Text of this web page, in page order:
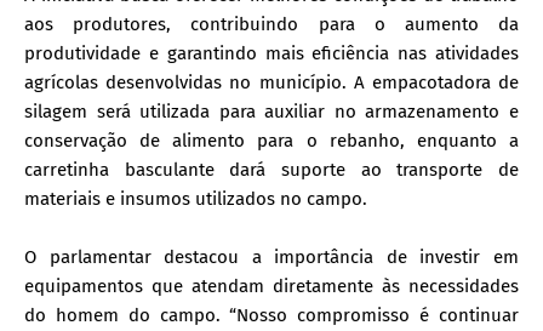
aos produtores, contribuindo para o aumento da
produtividade e garantindo mais eficiência nas atividades
agrícolas desenvolvidas no município. A empacotadora de
silagem será utilizada para auxiliar no armazenamento e
conservação de alimento para o rebanho, enquanto a
carretinha basculante dará suporte ao transporte de
materiais e insumos utilizados no campo.
O parlamentar destacou a importância de investir em
equipamentos que atendam diretamente às necessidades
do homem do campo. “Nosso compromisso é continuar